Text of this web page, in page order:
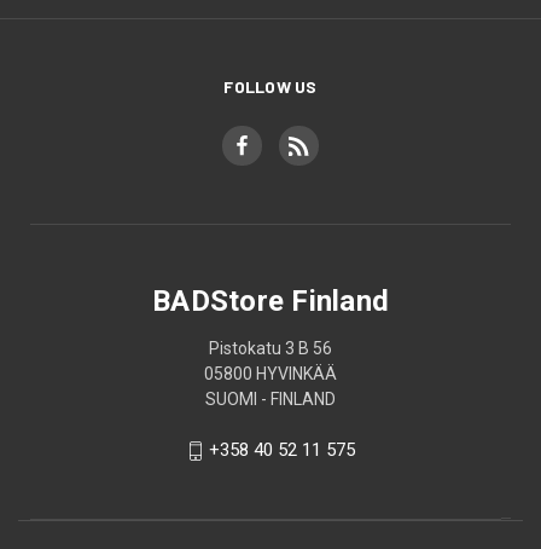
FOLLOW US
BADStore Finland
Pistokatu 3 B 56
05800 HYVINKÄÄ
SUOMI - FINLAND
+358 40 52 11 575